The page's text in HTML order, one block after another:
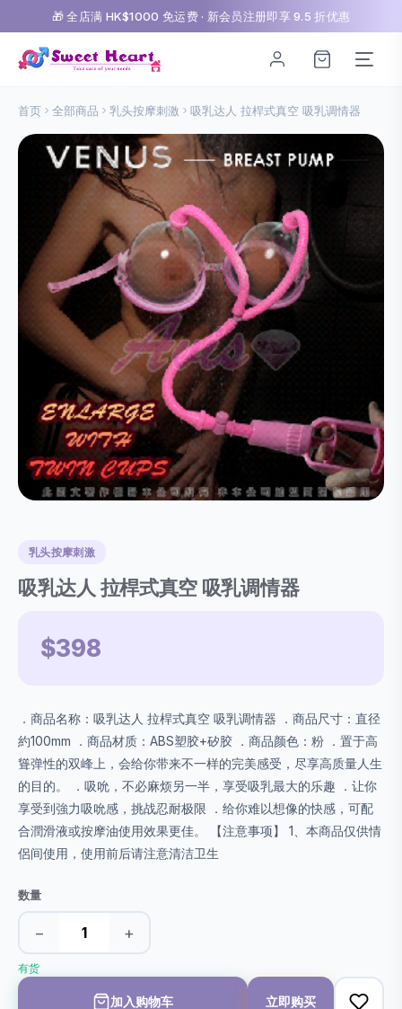
🎁 全店满 HK$1000 免运费 · 新会员注册即享 9.5 折优惠
首页 全部商品 乳头按摩刺激 吸乳达人 拉桿式真空 吸乳调情器
乳头按摩刺激
吸乳达人 拉桿式真空 吸乳调情器
$398
．商品名称：吸乳达人 拉桿式真空 吸乳调情器 ．商品尺寸：直径
約100mm ．商品材质：ABS塑胶+矽胶 ．商品颜色：粉 ．置于高
聳弹性的双峰上，会给你带来不一样的完美感受，尽享高质量人生
的目的。 ．吸吮，不必麻烦另一半，享受吸乳最大的乐趣 ．让你
享受到強力吸吮感，挑战忍耐极限 ．给你难以想像的快感，可配
合潤滑液或按摩油使用效果更佳。 【注意事项】 1、本商品仅供情
侶间使用，使用前后请注意清洁卫生
数量
− +
有货
加入购物车 立即购买